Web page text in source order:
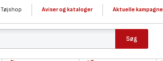
Tøjshop Aviser og kataloger Aktuelle kampagne
Søg